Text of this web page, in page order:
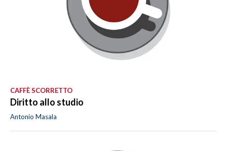
CAFFÈ SCORRETTO
Diritto allo studio
Antonio Masala